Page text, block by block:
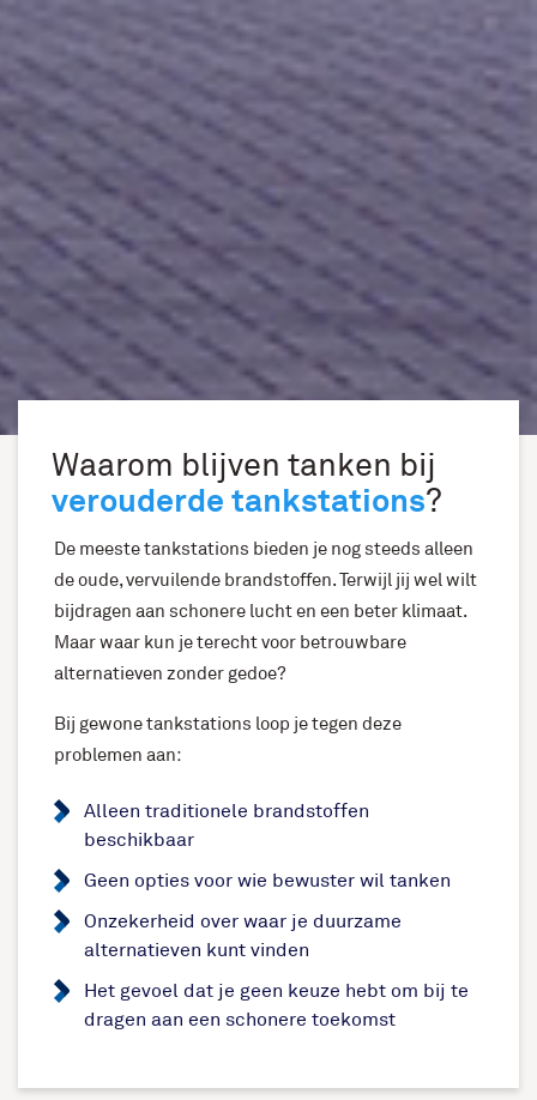
Waarom blijven tanken bij
verouderde tankstations?
De meeste tankstations bieden je nog steeds alleen
de oude, vervuilende brandstoffen. Terwijl jij wel wilt
bijdragen aan schonere lucht en een beter klimaat.
Maar waar kun je terecht voor betrouwbare
alternatieven zonder gedoe?
Bij gewone tankstations loop je tegen deze
problemen aan:
Alleen traditionele brandstoffen
beschikbaar
Geen opties voor wie bewuster wil tanken
Onzekerheid over waar je duurzame
alternatieven kunt vinden
Het gevoel dat je geen keuze hebt om bij te
dragen aan een schonere toekomst